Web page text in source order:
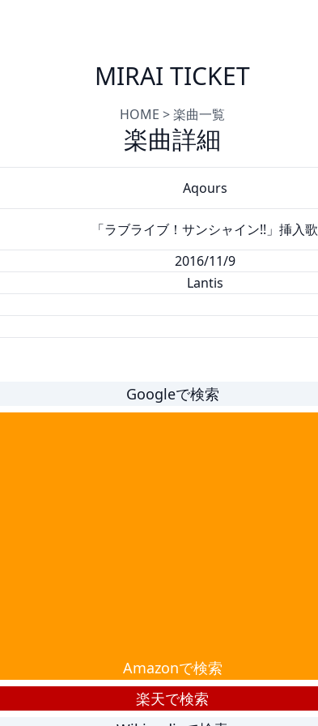
MIRAI TICKET
HOME >楽曲一覧
楽曲詳細
Aqours
「ラブライブ！サンシャイン!!」挿入歌
2016/11/9
Lantis
Googleで検索
Amazonで検索
楽天で検索